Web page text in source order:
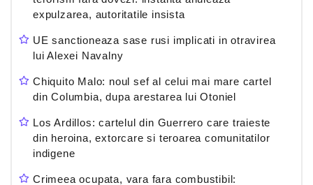
expulzarea, autoritatile insista
UE sanctioneaza sase rusi implicati in otravirea
lui Alexei Navalny
Chiquito Malo: noul sef al celui mai mare cartel
din Columbia, dupa arestarea lui Otoniel
Los Ardillos: cartelul din Guerrero care traieste
din heroina, extorcare si teroarea comunitatilor
indigene
Crimeea ocupata, vara fara combustibil: